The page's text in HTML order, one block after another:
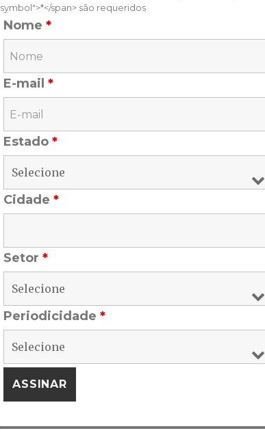
symbol">*</span> são requeridos
Nome *
E-mail *
Estado *
Cidade *
Setor *
Periodicidade *